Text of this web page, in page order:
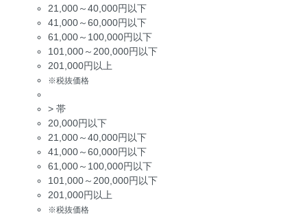
21,000～40,000円以下
41,000～60,000円以下
61,000～100,000円以下
101,000～200,000円以下
201,000円以上
※税抜価格
> 帯
20,000円以下
21,000～40,000円以下
41,000～60,000円以下
61,000～100,000円以下
101,000～200,000円以下
201,000円以上
※税抜価格